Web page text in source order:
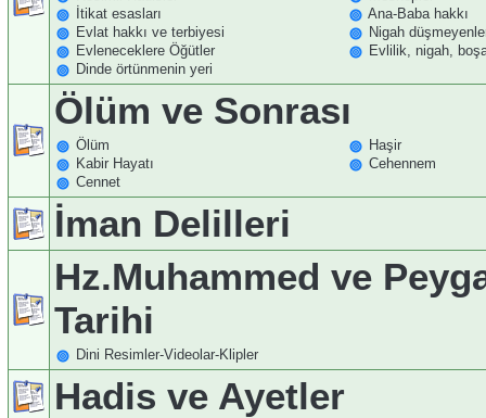
İtikat esasları
Ana-Baba hakkı
Evlat hakkı ve terbiyesi
Nigah
Evleneceklere Öğütler
Evlilik, nigah,
Dinde örtünmenin yeri
Ölüm ve Sonrası
Ölüm
Haşir
Kabir Hayatı
Cehennem
Cennet
İman Delilleri
Hz.Muhammed ve
Tarihi
Dini Resimler-Videolar-Klipler
Hadis ve Ayetler